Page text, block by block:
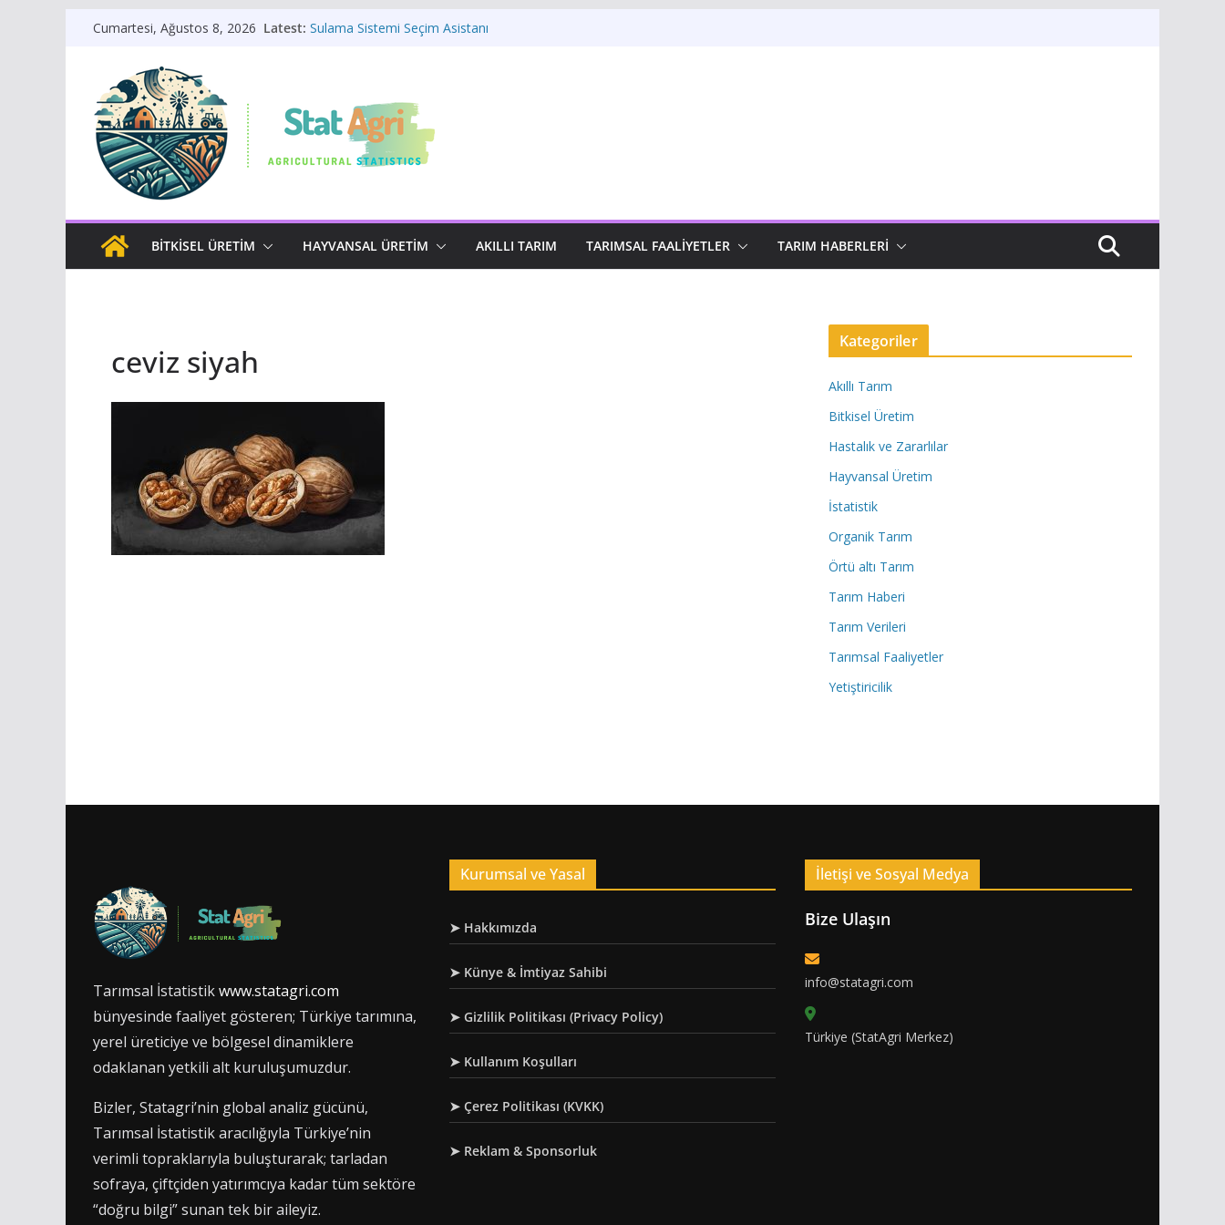
Cumartesi, Ağustos 8, 2026 Latest: Sulama Sistemi Seçim Asistanı
Bitki Yaşam Döngüsü Asistanı
BITKISEL ÜRETIM HAYVANSAL ÜRETIM AKILLI TARIM TARIMSAL FAALIYETLER TARIM HABERLERI
ceviz siyah
Kategoriler
Akıllı Tarım
Bitkisel Üretim
Hastalık ve Zararlılar
Hayvansal Üretim
İstatistik
Organik Tarım
Örtü altı Tarım
Tarım Haberi
Tarım Verileri
Tarımsal Faaliyetler
Yetiştiricilik
Tarımsal İstatistikwww.statagri.com
bünyesinde faaliyet gösteren; Türkiye tarımına,
yerel üreticiye ve bölgesel dinamiklere
odaklanan yetkili alt kuruluşumuzdur.
Bizler, Statagri’nin global analiz gücünü,
Tarımsal İstatistik aracılığıyla Türkiye’nin
verimli topraklarıyla buluşturarak; tarladan
sofraya, çiftçiden yatırımcıya kadar tüm sektöre
“doğru bilgi” sunan tek bir aileyiz.
Kurumsal ve Yasal
➤ Hakkımızda
➤ Künye & İmtiyaz Sahibi
➤ Gizlilik Politikası (Privacy Policy)
➤ Kullanım Koşulları
➤ Çerez Politikası (KVKK)
➤ Reklam & Sponsorluk
İletişi ve Sosyal Medya
Bize Ulaşın
info@statagri.com
Türkiye (StatAgri Merkez)